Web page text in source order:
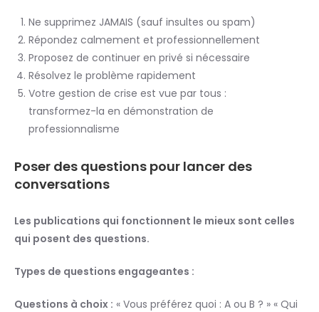
Ne supprimez JAMAIS (sauf insultes ou spam)
Répondez calmement et professionnellement
Proposez de continuer en privé si nécessaire
Résolvez le problème rapidement
Votre gestion de crise est vue par tous :
transformez-la en démonstration de
professionnalisme
Poser des questions pour lancer des
conversations
Les publications qui fonctionnent le mieux sont celles
qui posent des questions.
Types de questions engageantes :
Questions à choix : « Vous préférez quoi : A ou B ? » « Qui